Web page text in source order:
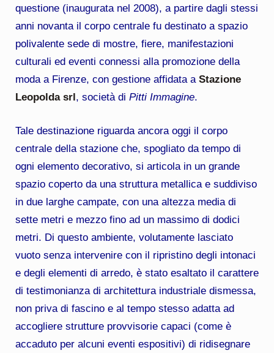
questione (inaugurata nel 2008), a partire dagli stessi
anni novanta il corpo centrale fu destinato a spazio
polivalente sede di mostre, fiere, manifestazioni
culturali ed eventi connessi alla promozione della
moda a Firenze, con gestione affidata a Stazione
Leopolda srl , società di Pitti Immagine.
Tale destinazione riguarda ancora oggi il corpo
centrale della stazione che, spogliato da tempo di
ogni elemento decorativo, si articola in un grande
spazio coperto da una struttura metallica e suddiviso
in due larghe campate, con una altezza media di
sette metri e mezzo fino ad un massimo di dodici
metri. Di questo ambiente, volutamente lasciato
vuoto senza intervenire con il ripristino degli intonaci
e degli elementi di arredo, è stato esaltato il carattere
di testimonianza di architettura industriale dismessa,
non priva di fascino e al tempo stesso adatta ad
accogliere strutture provvisorie capaci (come è
accaduto per alcuni eventi espositivi) di ridisegnare